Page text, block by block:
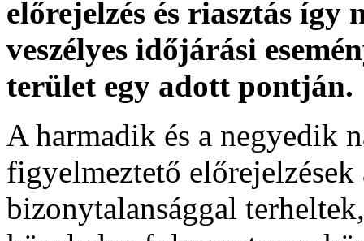
előrejelzés és riasztás
veszélyes időjárási
terület egy adott pontján.
A harmadik és a negyedik
figyelmeztető
bizonytalansággal